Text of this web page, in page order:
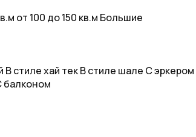
от 100 до 150 кв.м Большие
В стиле хай текВ стиле шале С эркером
балконом